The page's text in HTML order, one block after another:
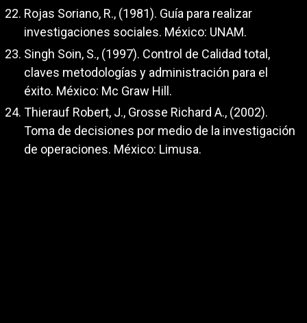
Rojas Soriano, R., (1981). Guía para realizar
investigaciones sociales. México: UNAM.
Singh Soin, S., (1997). Control de Calidad total,
claves metodologías y administración para el
éxito. México: Mc Graw Hill.
Thierauf Robert, J., Grosse Richard A., (2002).
Toma de decisiones por medio de la investigación
de operaciones. México: Limusa.